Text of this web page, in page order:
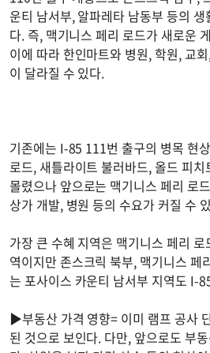
운티 남서부, 알파레타 남동부 등의
다. 즉, 맥기니스 페리 로드가 새로운
이에 따라 한인마트와 병원, 학원, 교
이 달라질 수 있다.
기존에는 I-85 111번 출구의 병목 현
로드, 새틀라이트 불러바드, 올드 피
몰렸으나 앞으로는 맥기니스 페리 로
상가 개발, 병원 등의 수요가 커질 수
가장 큰 수혜 지역은 맥기니스 페리
역이지만 존스크릭 북부, 맥기니스 페
는 포사이스 카운티 남서부 지역도 I-
▶부동산 가격 영향= 이미 램프 공사
된 것으로 보인다. 다만, 앞으로도 부